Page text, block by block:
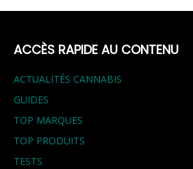
ACCÈS RAPIDE AU CONTENU
ACTUALITÉS CANNABIS
GUIDES
TOP MARQUES
TOP PRODUITS
TESTS